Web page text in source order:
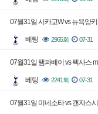
07월31일 시카고W vs 뉴욕양
베팅 2965회 07-31
07월31일 탬파베이 vs 텍사스
베팅 2241회 07-31
07월31일 미네소타 vs 캔자스